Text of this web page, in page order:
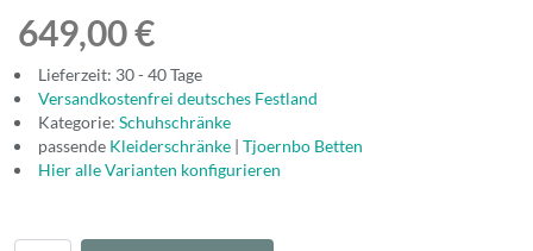
649,00 €
Lieferzeit: 30 - 40 Tage
Versandkostenfrei deutsches Festland
Kategorie: Schuhschränke
passende Kleiderschränke | Tjoernbo Betten
Hier alle Varianten konfigurieren